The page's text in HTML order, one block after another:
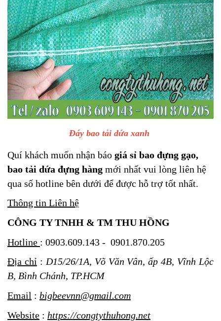
Đáy bao tải dứa xanh
Quí khách muốn nhận báo giá sỉ bao đựng gạo,
bao tải dứa đựng hàng mới nhất vui lòng liên hệ
qua số hotline bên dưới để được hỗ trợ tốt nhất.
Thông tin Liên hệ
CÔNG TY TNHH & TM THU HỒNG
Hotline : 0903.609.143 - 0901.870.205
Địa chỉ : D15/26/1A, Võ Văn Vân, ấp 4B, Vĩnh Lộc
B, Bình Chánh, TP.HCM
Email : bigbeevnn@gmail.com
Website : https://congtythuhong.net